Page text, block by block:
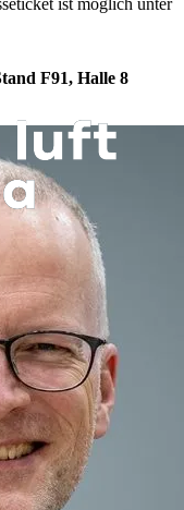
ist möglich unter
F91, Halle 8